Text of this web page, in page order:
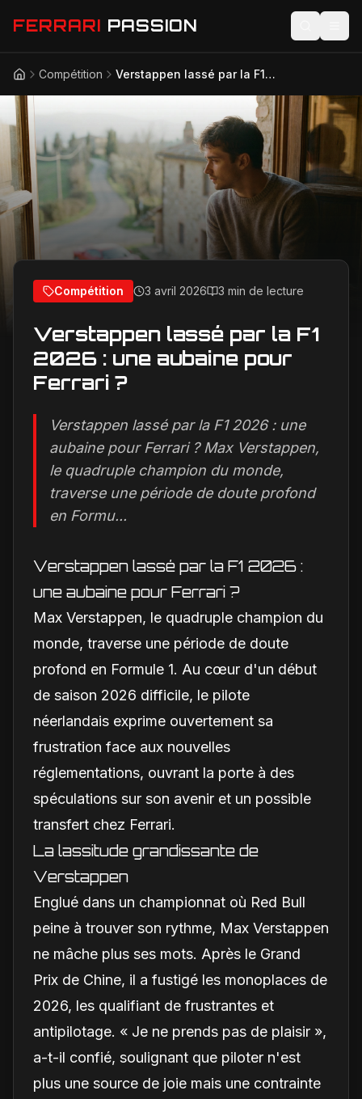
FERRARI PASSION
Actualités
Modèles
Compétition
Technologie
Lifestyle
AccueilCompétition Verstappen lassé par la F1 2026 : une aubaine pour Ferrari ?
Compétition 3 avril 2026 3 min de lecture
Verstappen lassé par la F1
2026 : une aubaine pour
Ferrari ?
Verstappen lassé par la F1 2026 : une
aubaine pour Ferrari ? Max Verstappen,
le quadruple champion du monde,
traverse une période de doute profond
en Formu...
Verstappen lassé par la F1 2026 :
une aubaine pour Ferrari ?
Max Verstappen, le quadruple champion du
monde, traverse une période de doute
profond en Formule 1. Au cœur d'un début
de saison 2026 difficile, le pilote
néerlandais exprime ouvertement sa
frustration face aux nouvelles
réglementations, ouvrant la porte à des
spéculations sur son avenir et un possible
transfert chez Ferrari.
La lassitude grandissante de
Verstappen
Englué dans un championnat où Red Bull
peine à trouver son rythme, Max Verstappen
ne mâche plus ses mots. Après le Grand
Prix de Chine, il a fustigé les monoplaces de
2026, les qualifiant de frustrantes et
antipilotage. « Je ne prends pas de plaisir »,
a-t-il confié, soulignant que piloter n'est
plus une source de joie mais une contrainte